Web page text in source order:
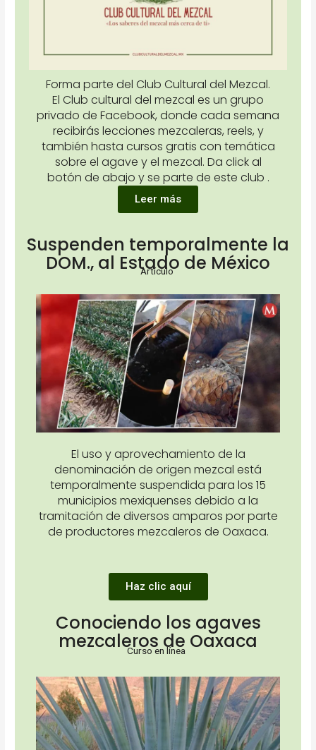
Forma parte del Club Cultural del Mezcal.
El Club cultural del mezcal es un grupo
privado de Facebook, donde cada semana
recibirás lecciones mezcaleras, reels, y
también hasta cursos gratis con temática
sobre el agave y el mezcal. Da click al
botón de abajo y se parte de este club .
Leer más
Suspenden temporalmente la
DOM., al Estado de México
Artículo
El uso y aprovechamiento de la
denominación de origen mezcal está
temporalmente suspendida para los 15
municipios mexiquenses debido a la
tramitación de diversos amparos por parte
de productores mezcaleros de Oaxaca.
Haz clic aquí
Conociendo los agaves
mezcaleros de Oaxaca
Curso en línea